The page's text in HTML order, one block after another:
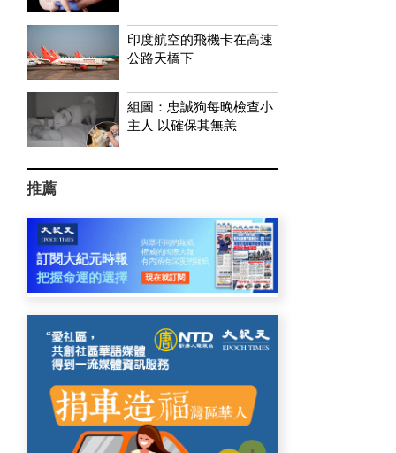
印度航空的飛機卡在高速
公路天橋下
組圖：忠誠狗每晚檢查小
主人 以確保其無恙
推薦